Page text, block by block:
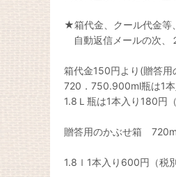
★箱代金、クール代金等
自動返信メールの次、
箱代金150円より(贈答用
720．750.900ml瓶は1本
1.8Ｌ瓶は1本入り180円
贈答用のかぶせ箱
1.8ｌ1本入り600円（税